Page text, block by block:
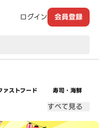
ログイン 会員登録
ァストフード 寿司・海鮮
すべて見る